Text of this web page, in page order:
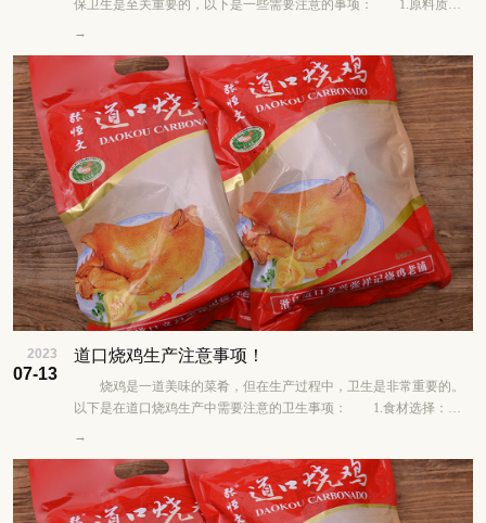
保卫生是至关重要的，以下是一些需要注意的事项： 1.原料质
→
2023
07-13
道口烧鸡生产注意事项！
烧鸡是一道美味的菜肴，但在生产过程中，卫生是非常重要的。
以下是在道口烧鸡生产中需要注意的卫生事项： 1.食材选择：选
→